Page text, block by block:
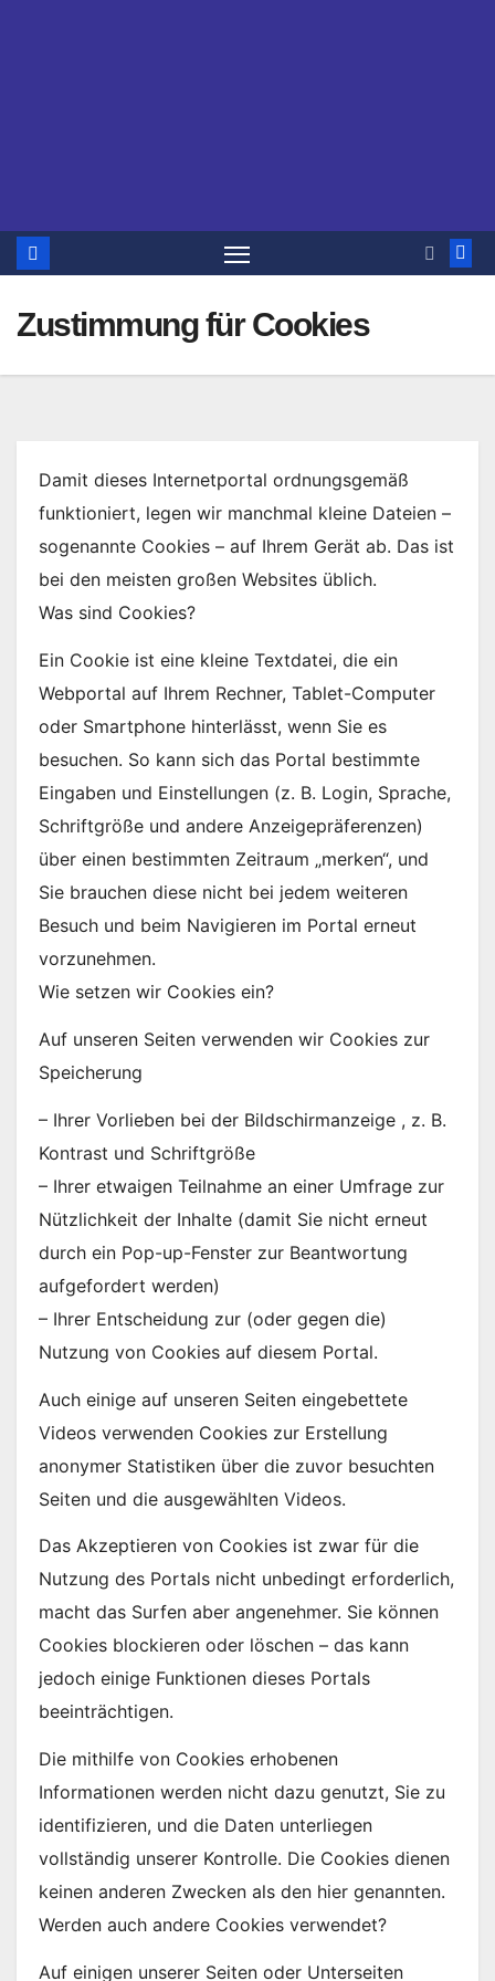
Zustimmung für Cookies
Damit dieses Internetportal ordnungsgemäß
funktioniert, legen wir manchmal kleine Dateien –
sogenannte Cookies – auf Ihrem Gerät ab. Das ist
bei den meisten großen Websites üblich.
Was sind Cookies?
Ein Cookie ist eine kleine Textdatei, die ein
Webportal auf Ihrem Rechner, Tablet-Computer
oder Smartphone hinterlässt, wenn Sie es
besuchen. So kann sich das Portal bestimmte
Eingaben und Einstellungen (z. B. Login, Sprache,
Schriftgröße und andere Anzeigepräferenzen)
über einen bestimmten Zeitraum „merken“, und
Sie brauchen diese nicht bei jedem weiteren
Besuch und beim Navigieren im Portal erneut
vorzunehmen.
Wie setzen wir Cookies ein?
Auf unseren Seiten verwenden wir Cookies zur
Speicherung
– Ihrer Vorlieben bei der Bildschirmanzeige , z. B.
Kontrast und Schriftgröße
– Ihrer etwaigen Teilnahme an einer Umfrage zur
Nützlichkeit der Inhalte (damit Sie nicht erneut
durch ein Pop-up-Fenster zur Beantwortung
aufgefordert werden)
– Ihrer Entscheidung zur (oder gegen die)
Nutzung von Cookies auf diesem Portal.
Auch einige auf unseren Seiten eingebettete
Videos verwenden Cookies zur Erstellung
anonymer Statistiken über die zuvor besuchten
Seiten und die ausgewählten Videos.
Das Akzeptieren von Cookies ist zwar für die
Nutzung des Portals nicht unbedingt erforderlich,
macht das Surfen aber angenehmer. Sie können
Cookies blockieren oder löschen – das kann
jedoch einige Funktionen dieses Portals
beeinträchtigen.
Die mithilfe von Cookies erhobenen
Informationen werden nicht dazu genutzt, Sie zu
identifizieren, und die Daten unterliegen
vollständig unserer Kontrolle. Die Cookies dienen
keinen anderen Zwecken als den hier genannten.
Werden auch andere Cookies verwendet?
Auf einigen unserer Seiten oder Unterseiten